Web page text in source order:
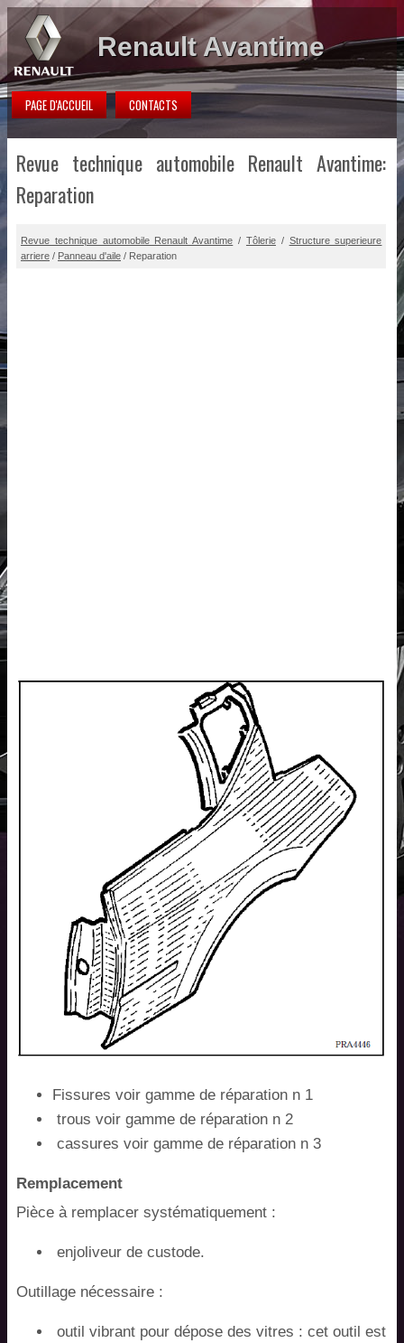
Renault Avantime
PAGE D'ACCUEIL CONTACTS
Revue technique automobile Renault Avantime:
Reparation
Revue technique automobile Renault Avantime / Tôlerie/ Structure superieure
arriere / Panneau d'aile / Reparation
Fissures voir gamme de réparation n 1
trous voir gamme de réparation n 2
cassures voir gamme de réparation n 3
Remplacement
Pièce à remplacer systématiquement :
enjoliveur de custode.
Outillage nécessaire :
outil vibrant pour dépose des vitres : cet outil est